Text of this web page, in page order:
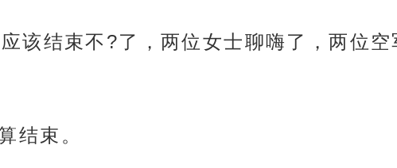
该结束不?了，两位女士聊嗨了，两位
结束。